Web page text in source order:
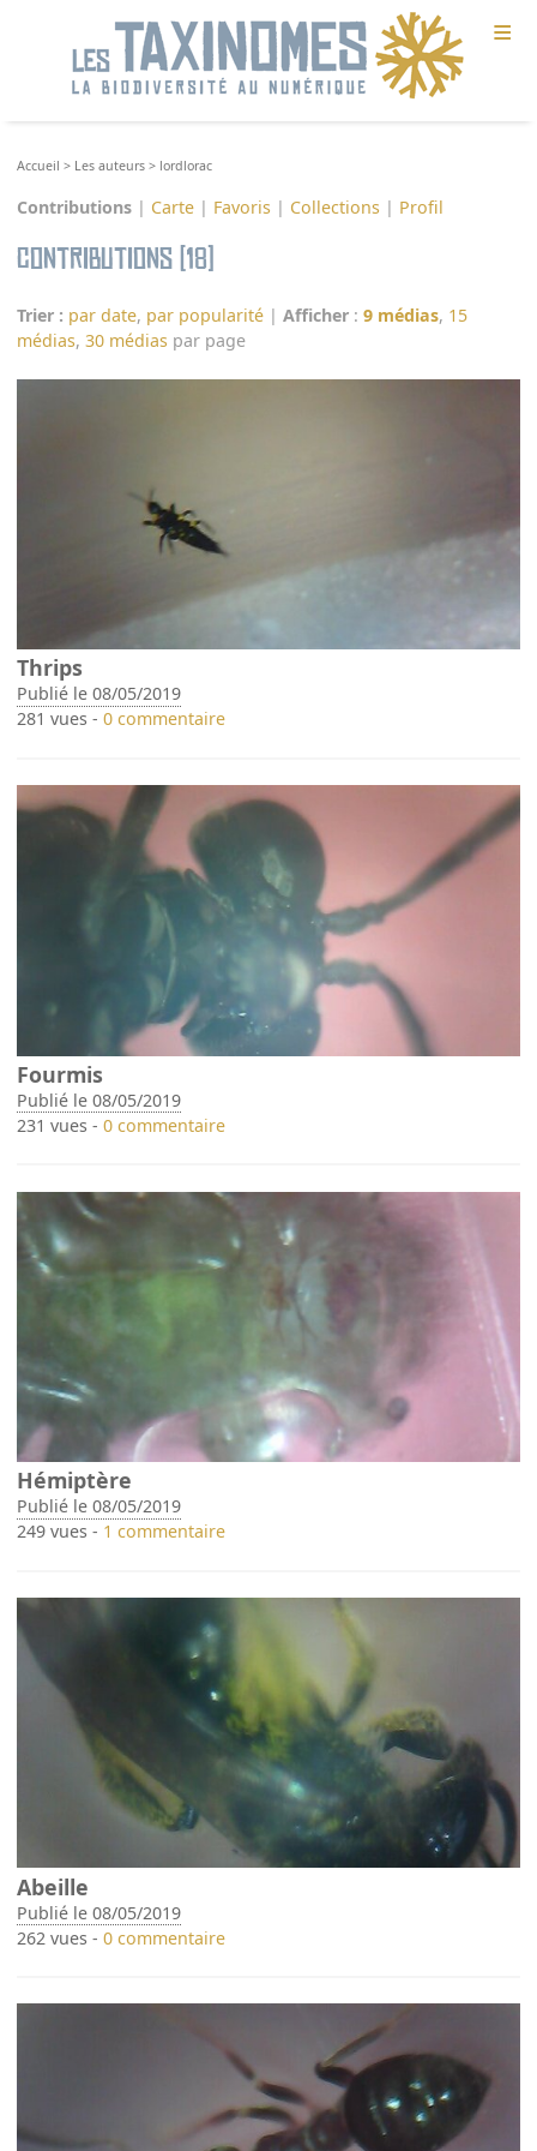
≡
Accueil > Les auteurs > lordlorac
Contributions | Carte | Favoris | Collections | Profil
Contributions (18)
Trier : par date, par popularité |Afficher :9 médias, 15
médias,30 médias par page
Thrips
Publié le 08/05/2019
281 vues -0 commentaire
Fourmis
Publié le 08/05/2019
231 vues -0 commentaire
Hémiptère
Publié le 08/05/2019
249 vues - 1 commentaire
Abeille
Publié le 08/05/2019
262 vues -0 commentaire